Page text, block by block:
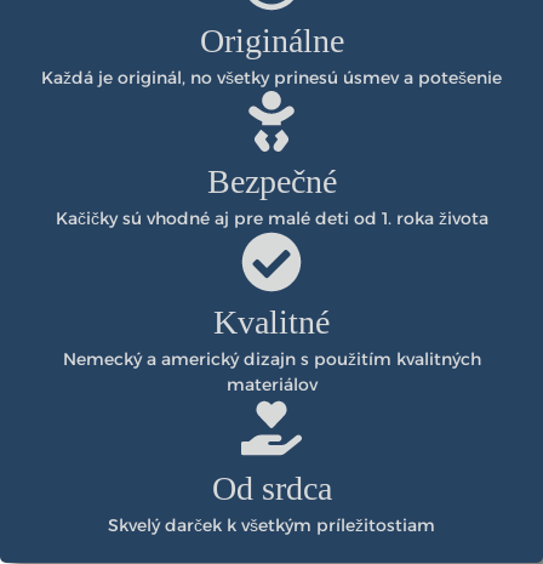
Originálne
Každá je originál, no všetky prinesú úsmev a potešenie
Bezpečné
Kačičky sú vhodné aj pre malé deti od 1. roka života
Kvalitné
Nemecký a americký dizajn s použitím kvalitných
materiálov
Od srdca
Skvelý darček k všetkým príležitostiam